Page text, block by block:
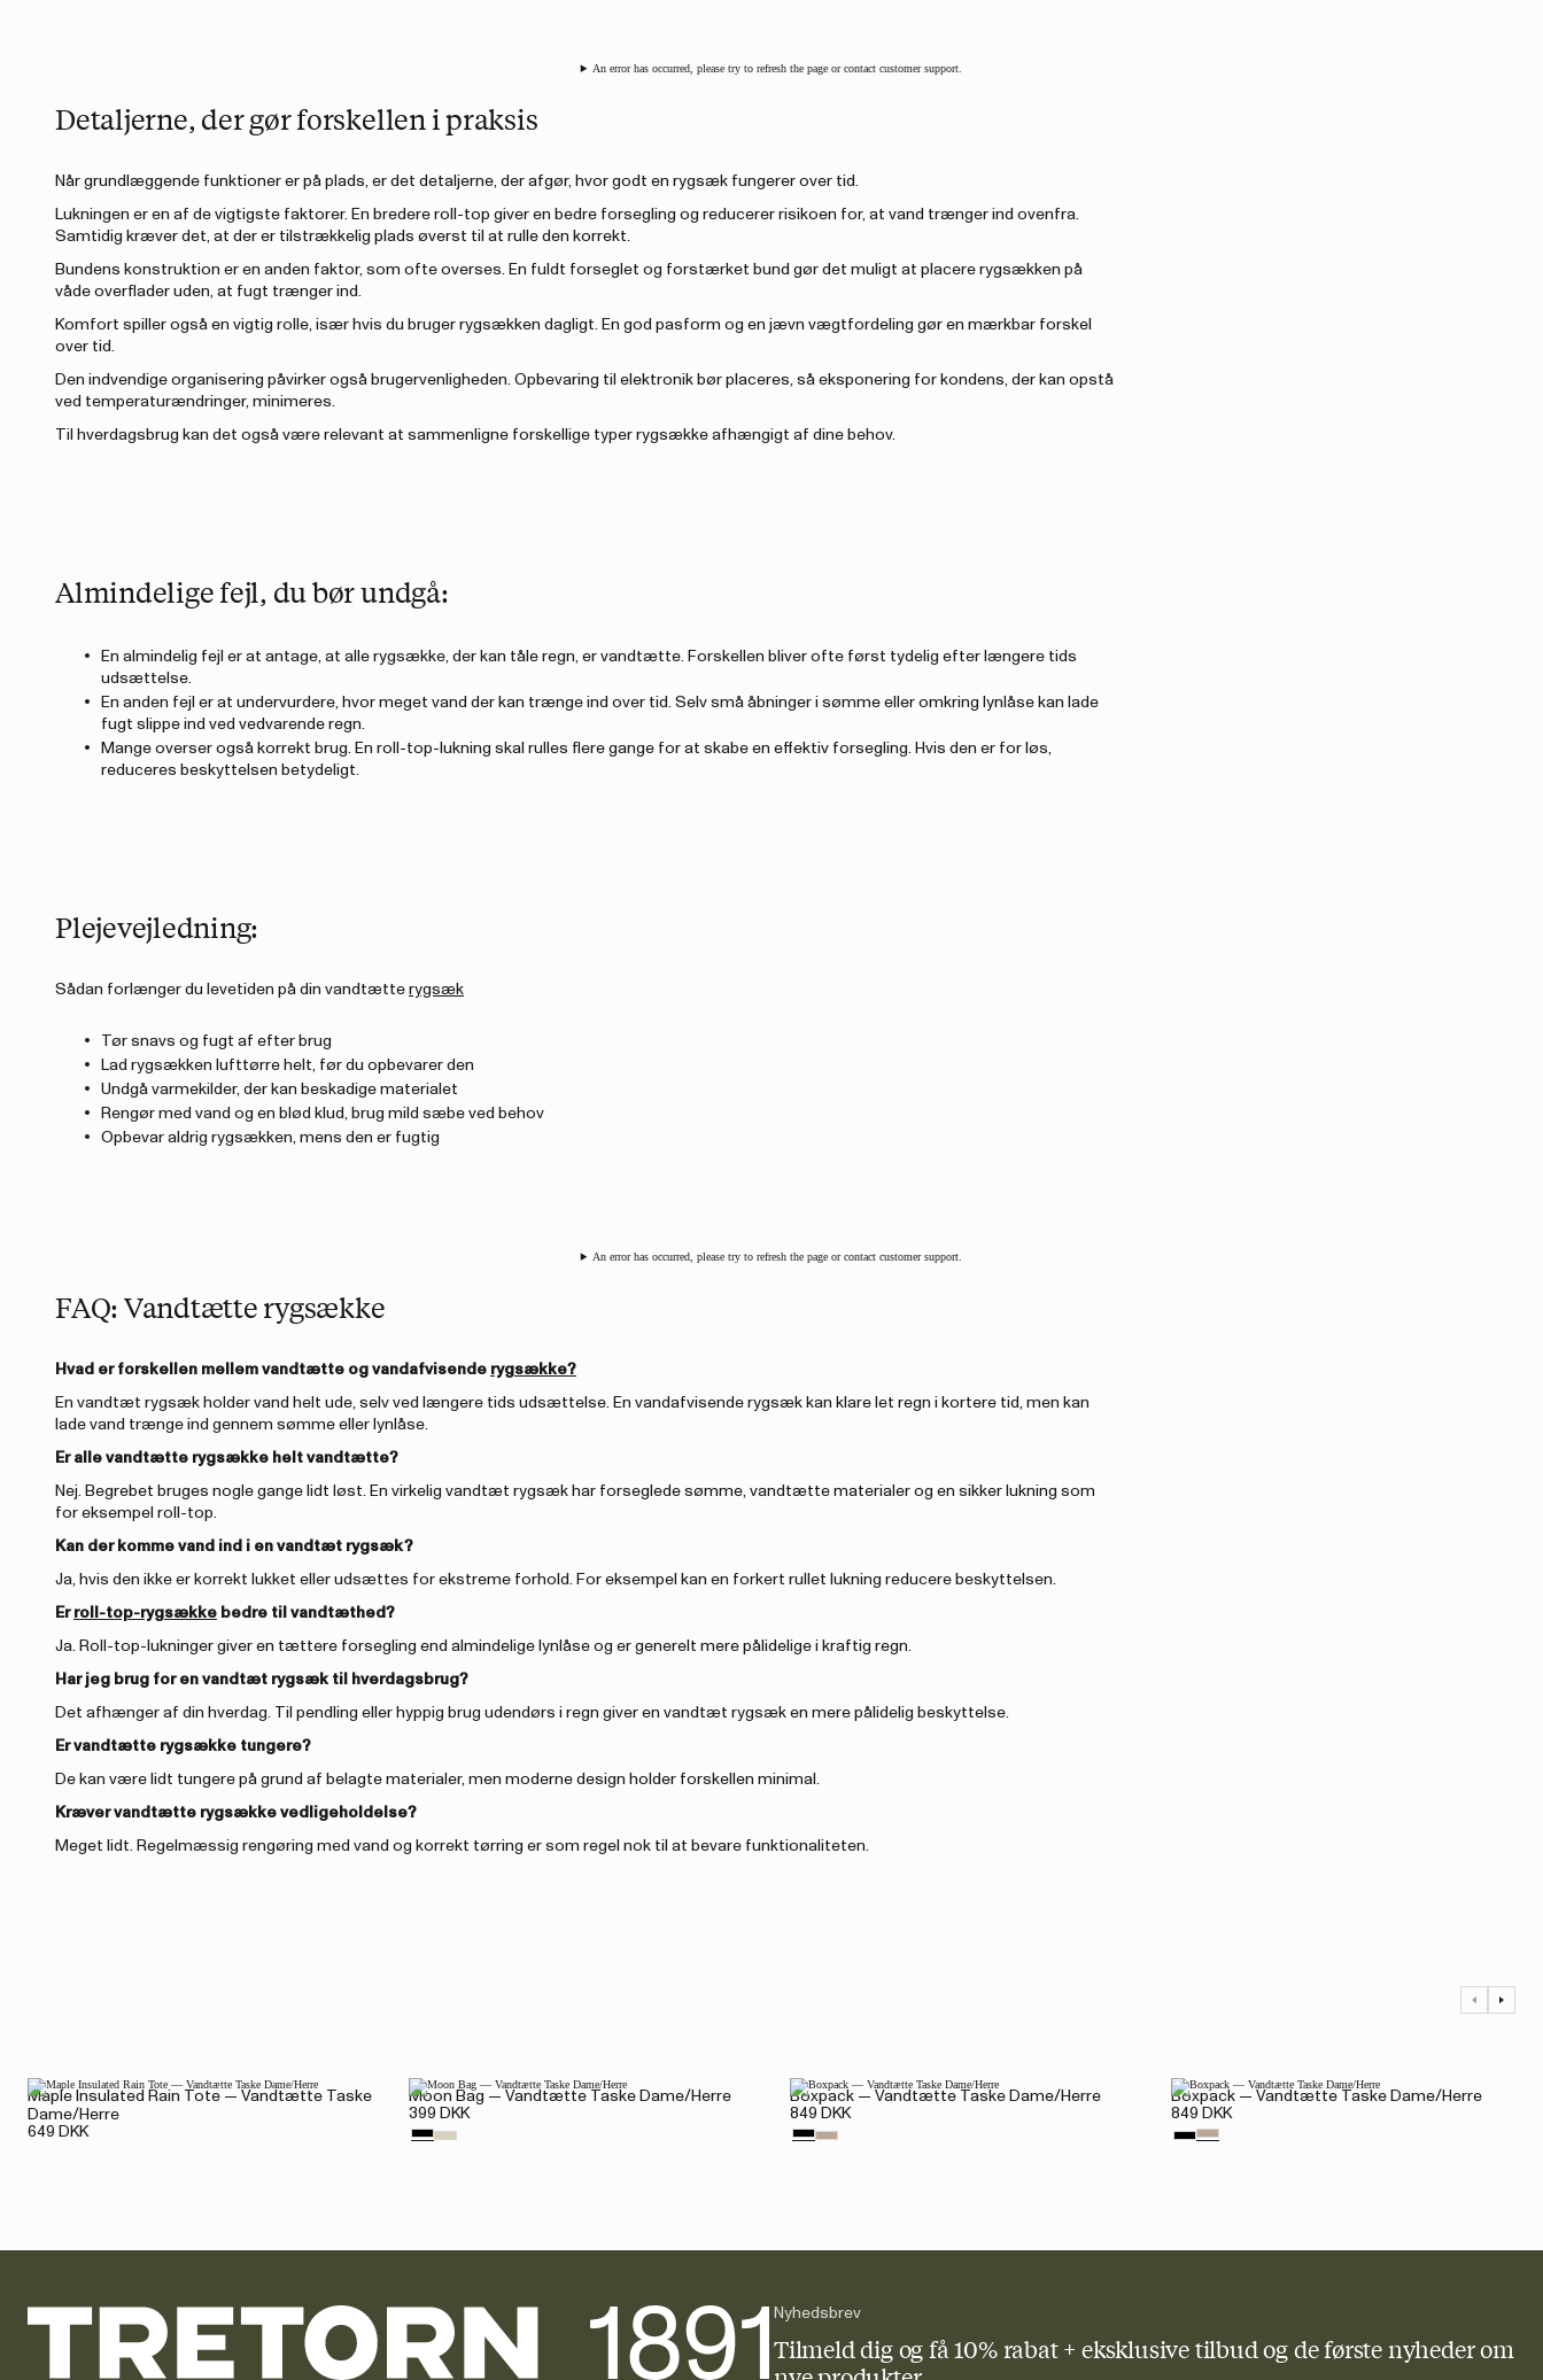
An error has occurred, please try to refresh the page or contact customer support.
Detaljerne, der gør forskellen i praksis
Når grundlæggende funktioner er på plads, er det detaljerne, der afgør, hvor godt en rygsæk fungerer over tid.
Lukningen er en af de vigtigste faktorer. En bredere roll-top giver en bedre forsegling og reducerer risikoen for, at vand trænger ind ovenfra.
Samtidig kræver det, at der er tilstrækkelig plads øverst til at rulle den korrekt.
Bundens konstruktion er en anden faktor, som ofte overses. En fuldt forseglet og forstærket bund gør det muligt at placere rygsækken på
våde overflader uden, at fugt trænger ind.
Komfort spiller også en vigtig rolle, især hvis du bruger rygsækken dagligt. En god pasform og en jævn vægtfordeling gør en mærkbar forskel
over tid.
Den indvendige organisering påvirker også brugervenligheden. Opbevaring til elektronik bør placeres, så eksponering for kondens, der kan opstå
ved temperaturændringer, minimeres.
Til hverdagsbrug kan det også være relevant at sammenligne forskellige typer rygsække afhængigt af dine behov.
Almindelige fejl, du bør undgå:
En almindelig fejl er at antage, at alle rygsække, der kan tåle regn, er vandtætte. Forskellen bliver ofte først tydelig efter længere tids
udsættelse.
En anden fejl er at undervurdere, hvor meget vand der kan trænge ind over tid. Selv små åbninger i sømme eller omkring lynlåse kan lade
fugt slippe ind ved vedvarende regn.
Mange overser også korrekt brug. En roll-top-lukning skal rulles flere gange for at skabe en effektiv forsegling. Hvis den er for løs,
reduceres beskyttelsen betydeligt.
Plejevejledning:
Sådan forlænger du levetiden på din vandtætte rygsæk
Tør snavs og fugt af efter brug
Lad rygsækken lufttørre helt, før du opbevarer den
Undgå varmekilder, der kan beskadige materialet
Rengør med vand og en blød klud, brug mild sæbe ved behov
Opbevar aldrig rygsækken, mens den er fugtig
An error has occurred, please try to refresh the page or contact customer support.
FAQ: Vandtætte rygsække
Hvad er forskellen mellem vandtætte og vandafvisende rygsække?
En vandtæt rygsæk holder vand helt ude, selv ved længere tids udsættelse. En vandafvisende rygsæk kan klare let regn i kortere tid, men kan
lade vand trænge ind gennem sømme eller lynlåse.
Er alle vandtætte rygsække helt vandtætte?
Nej. Begrebet bruges nogle gange lidt løst. En virkelig vandtæt rygsæk har forseglede sømme, vandtætte materialer og en sikker lukning som
for eksempel roll-top.
Kan der komme vand ind i en vandtæt rygsæk?
Ja, hvis den ikke er korrekt lukket eller udsættes for ekstreme forhold. For eksempel kan en forkert rullet lukning reducere beskyttelsen.
Er roll-top-rygsække bedre til vandtæthed?
Ja. Roll-top-lukninger giver en tættere forsegling end almindelige lynlåse og er generelt mere pålidelige i kraftig regn.
Har jeg brug for en vandtæt rygsæk til hverdagsbrug?
Det afhænger af din hverdag. Til pendling eller hyppig brug udendørs i regn giver en vandtæt rygsæk en mere pålidelig beskyttelse.
Er vandtætte rygsække tungere?
De kan være lidt tungere på grund af belagte materialer, men moderne design holder forskellen minimal.
Kræver vandtætte rygsække vedligeholdelse?
Meget lidt. Regelmæssig rengøring med vand og korrekt tørring er som regel nok til at bevare funktionaliteten.
Maple Insulated Rain Tote — Vandtætte Taske
Dame/Herre
649 DKK
Moon Bag — Vandtætte Taske Dame/Herre
399 DKK
Boxpack — Vandtætte Taske Dame/Herre
849 DKK
Boxpack — Vandtætte Taske Dame/Herre
849 DKK
Nyhedsbrev
Tilmeld dig og få 10% rabat + eksklusive tilbud og de første nyheder om